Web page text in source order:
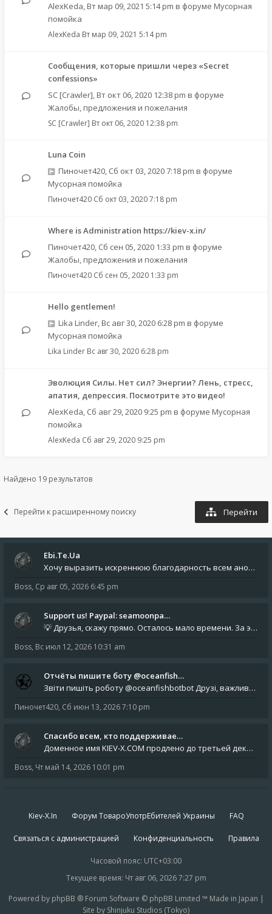
AlexKeda, Вт мар 09, 2021 5:14 pm в форуме Мусорная
помойка
AlexKeda Вт мар 09, 2021 5:14 pm
Сообщения, которые пришли через «Secret
confessions»
SC [Crawler], Вт окт 06, 2020 12:38 pm в форуме
Жалобы, предложения и пожелания
SC [Crawler] Вт окт 06, 2020 12:38 pm
Luna Coin
Пиночет420, Сб окт 03, 2020 7:18 pm в форуме
Мусорная помойка
Пиночет420 Сб окт 03, 2020 7:18 pm
Where is Administration https://kiev-x.in/
Пиночет420, Сб сен 05, 2020 1:33 pm в форуме
Жалобы, предложения и пожелания
Пиночет420 Сб сен 05, 2020 1:33 pm
Hello gentlemen!
Lika Linder, Вс авг 30, 2020 6:28 pm в форуме
Мусорная помойка
Lika Linder Вс авг 30, 2020 6:28 pm
Эволюция Силы. Нет сил? Энергии? Лень, стресс,
апатия, депрессия. Посмотрите это видео!
AlexKeda, Сб авг 29, 2020 9:25 pm в форуме Мусорная
помойка
AlexKeda Сб авг 29, 2020 9:25 pm
Найдено 19 результатов
Перейти к расширенному поиску Перейти
Ebi.Te.Ua
Хочу выразить искреннюю благодарность всем анонимным пользователям, которые поддержали наше сообщество финансово. Благод
Boss, Ср авг 05, 2026 6:45 pm
Support us! Paypal: seamoonpa…
💡 Друзья, скажу прямо. Осталось мало времени. За это время нам нужно закрыть последние обязательные расходы: около 500
Boss, Вс июл 12, 2026 10:31 am
Отчёты пишите боту @oceanfish…
Звіти пишіть роботу @oceanfishbotbot Друзі, важливе повідомлення для учасників форума. Основне звернення опублікован
Пиночет420, Сб июн 13, 2026 7:10 pm
Спасибо всем, кто поддерживае…
Доменное имя KIEV-X.COM продлено до третьей декады августа 2027 года! Спасибо всем анонимным пользователям, которые по
Boss, Чт май 14, 2026 10:01 pm
Kiev-X.In Форум ТовароУпотрЕбителей Украины FAQ
Связаться с администрацией Конфиденциальность Правила
Часовой пояс: UTC+03:00
Текущее время: Чт авг 06, 2026 7:27 pm
Powered by phpBB ® Forum Software © phpBB Limited ™ Made in Japan |
Site by Shinjuku Studios (Tokyo)